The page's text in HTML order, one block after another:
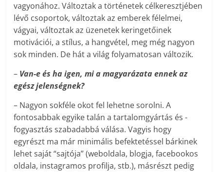
vagyonához. Változtak a történetek célkeresztjében
lévő csoportok, változtak az emberek félelmei,
vágyai, változtak az üzenetek keringetőinek
motivációi, a stílus, a hangvétel, meg még nagyon
sok minden. De hát a világ folyamatosan változik.
– Van-e és ha igen, mi a magyarázata ennek az
egész jelenségnek?
– Nagyon sokféle okot fel lehetne sorolni. A
fontosabbak egyike talán a tartalomgyártás és -
fogyasztás szabadabbá válása. Vagyis hogy
egyrészt ma már minimális befektetéssel bárkinek
lehet saját “sajtója” (weboldala, blogja, facebookos
oldala, instagramos profilja, stb.), másrészt pedig